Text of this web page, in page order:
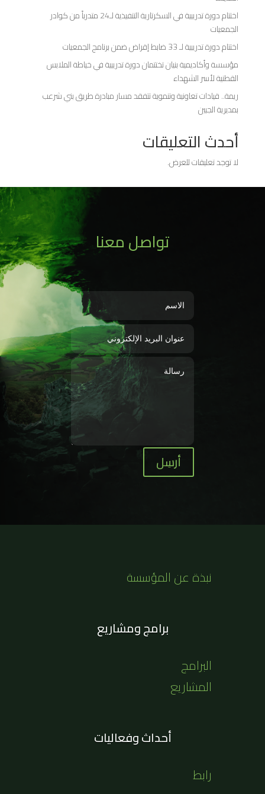
اختتام دورة تدريبية في السكرتارية التنفيذية لـ24 متدرباً من كوادر
الجمعيات
اختتام دورة تدريبية لـ 33 ضابط إقراض ضمن برنامج الجمعيات
مؤسسة وأكاديمية بنيان تختتمان دورة تدريبية في خياطة الملابس
القطنية لأسر الشهداء
ريمة.. قيادات تعاونية وتنموية تتفقد مسار مبادرة طريق بني شرعب
بمديرية الجبين
أحدث التعليقات
لا توجد تعليقات للعرض.
تواصل معنا
أرسِل
نبذة عن المؤسسة
برامج ومشاريع
البرامج
المشاريع
أحداث وفعاليات
رابط